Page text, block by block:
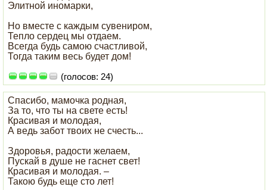
Элитной иномарки,
Но вместе с каждым сувениром,
Тепло сердец мы отдаем.
Всегда будь самою счастливой,
Тогда таким весь будет дом!
(голосов: 24)
Спасибо, мамочка родная,
За то, что ты на свете есть!
Красивая и молодая,
А ведь забот твоих не счесть...
Здоровья, радости желаем,
Пускай в душе не гаснет свет!
Красивая и молодая. –
Такою будь еще сто лет!